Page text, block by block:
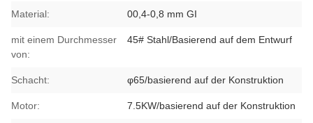
Material: 00,4-0,8 mm GI
mit einem Durchmesser
von:
45# Stahl/Basierend auf dem Entwurf
Schacht: φ65/basierend auf der Konstruktion
Motor: 7.5KW/basierend auf der Konstruktion